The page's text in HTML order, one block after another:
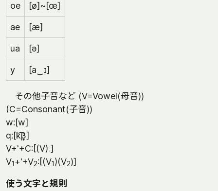
oe [ø]~[œ]
ae [æ]
ua [ə]
y [a‿ɪ]
その他子音など (V=Vowel(母音))
(C=Consonant(子音))
w:[w]
q:[k͡β̞]
V+'+C:[(V)ː]
V1 +'+V2:[(V1 )(V2)]
使う文字と規則